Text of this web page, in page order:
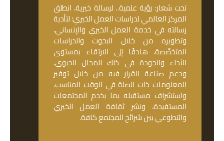
تحت شعار: رؤية علمية.. لرسالة خيرية، انطلق
المركز العالمي لدراسات العمل الخيري؛ لتأدية
رسالته في خدمة العمل الخيري والإنساني،
وتطويره من خلال البحوث والدراسات
المتخصِّصة، هادفًا إلى الارتقاء بمستوى
الأداء والجودة في ذلك المجال الحيوي،
ودعم صناعة القرار فيه من خلال توفير
المعلومات ذات الصلة في الوقت المناسب،
واستشراف مستقبله بما يخدم المجتمعات
المستفيدة، ونشر ثقافة العمل الخيري
والتطوعي بين شرائح المجتمع كافة.